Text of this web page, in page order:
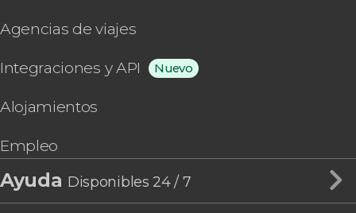
Agencias de viajes
Integraciones y API Nuevo
Alojamientos
Empleo
Ayuda Disponibles 24 / 7